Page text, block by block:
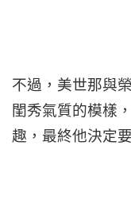
不過，美世那與
閨秀氣質的模樣
趣，最終他決定